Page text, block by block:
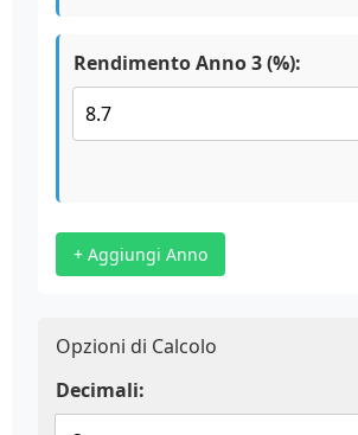
Rendimento Anno 3 (%):
+ Aggiungi Anno
Opzioni di Calcolo
Decimali: